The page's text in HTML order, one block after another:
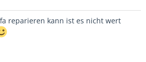
reparieren kann ist es nicht wert